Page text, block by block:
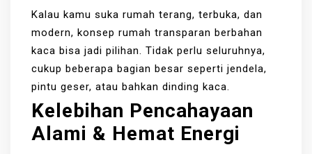
Kalau kamu suka rumah terang, terbuka, dan
modern, konsep rumah transparan berbahan
kaca bisa jadi pilihan. Tidak perlu seluruhnya,
cukup beberapa bagian besar seperti jendela,
pintu geser, atau bahkan dinding kaca.
Kelebihan Pencahayaan
Alami & Hemat Energi